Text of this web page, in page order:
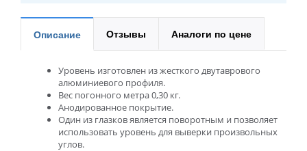
Описание Отзывы Аналоги по цене
Уровень изготовлен из жесткого двутаврового
алюминиевого профиля.
Вес погонного метра 0,30 кг.
Анодированное покрытие.
Один из глазков является поворотным и позволяет
использовать уровень для выверки произвольных
углов.